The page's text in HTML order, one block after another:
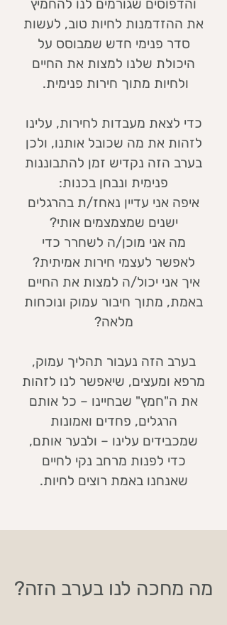
והדפוסים שגורמים לנו להחמיץ
את ההזדמנות לחיות טוב, לעשות
סדר פנימי חדש שמבוסס על
היכולת שלנו למצות את החיים
ולחיות מתוך חירות פנימית.
כדי לצאת מעבדות לחירות, עלינו
לזהות את מה שכובל אותנו, ולכן
בערב הזה נקדיש זמן להתבוננות
פנימית ונבחן בכנות:
איפה אני עדיין נאחז/ת בהרגלים
ישנים שמצמצמים אותי?
מה אני מוכן/ה לשחרר כדי
לאפשר לעצמי חירות אמיתית?
איך אני יכול/ה למצות את החיים
באמת, מתוך חיבור עמוק ונוכחות
מלאה?
בערב הזה נעבור תהליך עמוק,
מרפא ומעצים, שיאפשר לנו לזהות
את ה"חמץ" שבחיינו – כל אותם
הרגלים, פחדים ואמונות
שמכבידים עלינו – ולבער אותם,
כדי לפנות מרחב נקי לחיים
שאנחנו באמת רוצים לחיות.
מה מחכה לנו בערב הזה?